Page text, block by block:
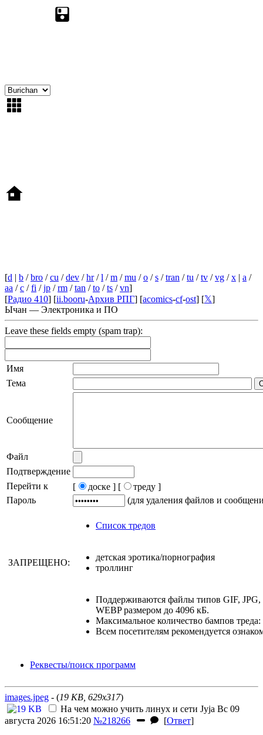
[d | b /bro /cu /dev /hr/l /m /mu /o /s /tran /tu /tv /vg /x | a /
aa /c /fi /jp /rm /tan /to /ts /vn]
[Радио 410] [ii.booru-Архив РПГ] [acomics-cf-ost] [𝕏]
Ычан — Электроника и ПО
Leave these fields empty (spam trap):
Имя
Тема
Сообщение
Файл
Подтверждение
Перейти к
[ доске ] [
треду ]
Пароль
(для удаления файлов и
Список тредов
ЗАПРЕЩЕНО:
детская эротика/порнография
троллинг
Поддерживаются файлы типов GIF,
WEBP размером до 4096 кБ.
Максимальное количество бампов треда:
Всем посетителям рекомендуется
Реквесты/поиск программ
images.jpeg - (19 KB, 629x317)
На чем можно учить линух и сети Jyja Вс 09
августа 2026 16:51:20 №218266 [Ответ]